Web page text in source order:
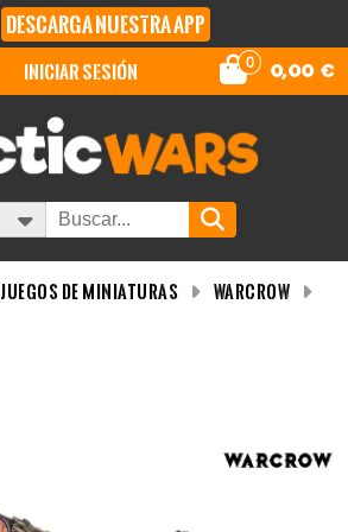
DESCARGA NUESTRA APP
0 0,00 €
iniciar sesión
Juegos de miniaturas
WARCROW